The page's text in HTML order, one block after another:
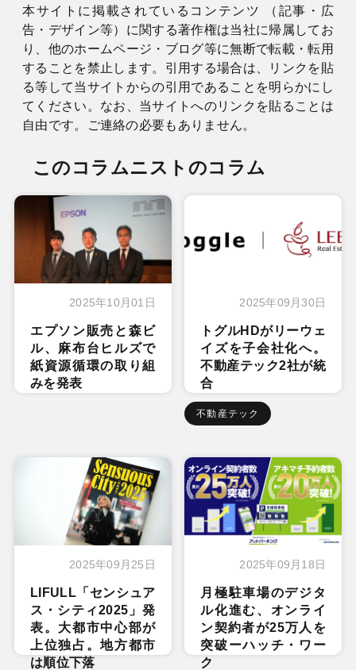
本サイトに掲載されているコンテンツ （記事・広
告・デザイン等）に関する著作権は当社に帰属してお
り、他のホームページ・ブログ等に無断で転載・転用
することを禁止します。引用する場合は、リンクを貼
る等して当サイトからの引用であることを明らかにし
てください。なお、当サイトへのリンクを貼ることは
自由です。ご連絡の必要もありません。
このコラムニストのコラム
2025年10月01日
エプソン販売と森ビ
ル、麻布台ヒルズで
紙資源循環の取り組
みを発表
2025年09月30日
トグルHDがリーウェ
イズを子会社化へ。
不動産テック2社が統
合
不動産テック
2025年09月25日
LIFULL「センシュア
ス・シティ2025」発
表。大都市中心部が
上位独占。地方都市
は順位下落
2025年09月18日
月極駐車場のデジタ
ル化進む、オンライ
ン契約者が25万人を
突破ーハッチ・ワー
ク